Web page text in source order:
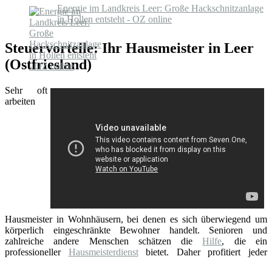
Energie im Landkreis Leer: Große Hackschnitzanlage
in Hollen entsteht - OZ online
Steuervorteile: Ihr Hausmeister in Leer
(Ostfriesland)
Sehr oft
arbeiten
Hausmeister in Wohnhäusern, bei denen es sich überwiegend um
körperlich eingeschränkte Bewohner handelt. Senioren und
zahlreiche andere Menschen schätzen dieHilfe, die ein
professioneller Hausmeisterdienstbietet. Daher profitiert jeder